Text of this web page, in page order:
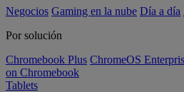
Negocios Gaming en la nube Día a día
Por solución
Chromebook Plus ChromeOS
on Chromebook
Tablets